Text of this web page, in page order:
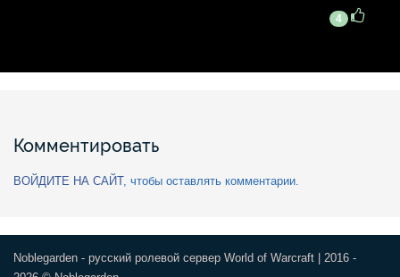
4
Комментировать
ВОЙДИТЕ НА САЙТ, чтобы оставлять комментарии.
Noblegarden - русский ролевой сервер World of Warcraft | 2016 -